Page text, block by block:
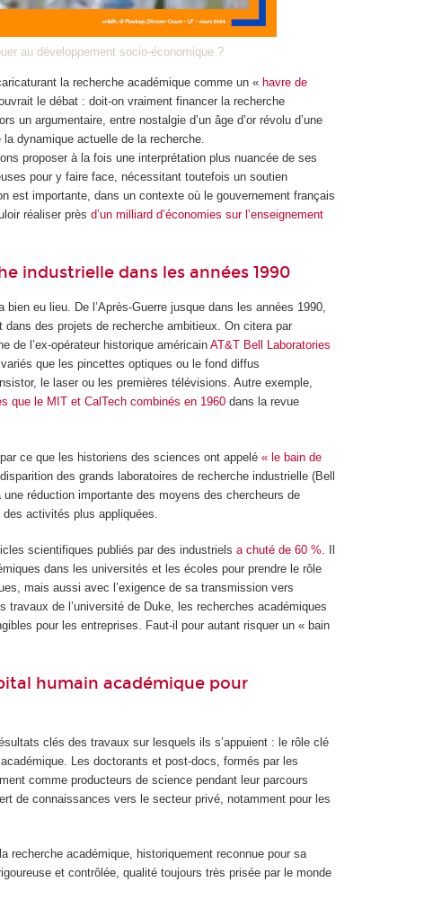
au développement socio-économique ?
la recherche académique comme un « havre de
le débat : doit-on vraiment financer la recherche
un argumentaire, entre nostalgie d’un âge d’or révolu d’une
dynamique actuelle de la recherche.
proposer à la fois une interprétation plus nuancée de ses
pour y faire face, nécessitant toutefois un soutien
est importante, dans un contexte où le gouvernement français
réaliser prèsd’un milliard d’économies sur l’enseignement
industrielle dans les années 1990
bien eu lieu. De l’Après-Guerre jusque dans les années 1990,
des projets de recherche ambitieux. On citera par
de l’ex-opérateur historique américainAT&T Bell Laboratories
que les pincettes optiques ou le fond diffus
le laser ou les premières télévisions. Autre exemple,
que le MIT et CalTech combinés en 1960 dans la revue
ce que les historiens des sciences ont appelé« le bain de
des grands laboratoires de recherche industrielle (Bell
réduction importante des moyens des chercheurs de
activités plus appliquées.
scientifiques publiés par des industrielsa chuté de 60 %. Il
dans les universités et les écoles pour prendre le rôle
mais aussi avec l’exigence de sa transmission vers
travaux de l’université de Duke, les recherches académiques
pour les entreprises. Faut-il pour autant risquer un « bain
humain académique pour
clés des travaux sur lesquels ils s’appuient : le rôle clé
Les doctorants et post-docs, formés par les
comme producteurs de science pendant leur parcours
de connaissances vers le secteur privé, notamment pour les
recherche académique, historiquement reconnue pour sa
et contrôlée, qualité toujours très prisée par le monde